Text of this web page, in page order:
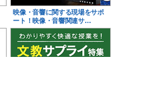
映像・音響に関する現場をサポ
ート！映像・音響関連サ…